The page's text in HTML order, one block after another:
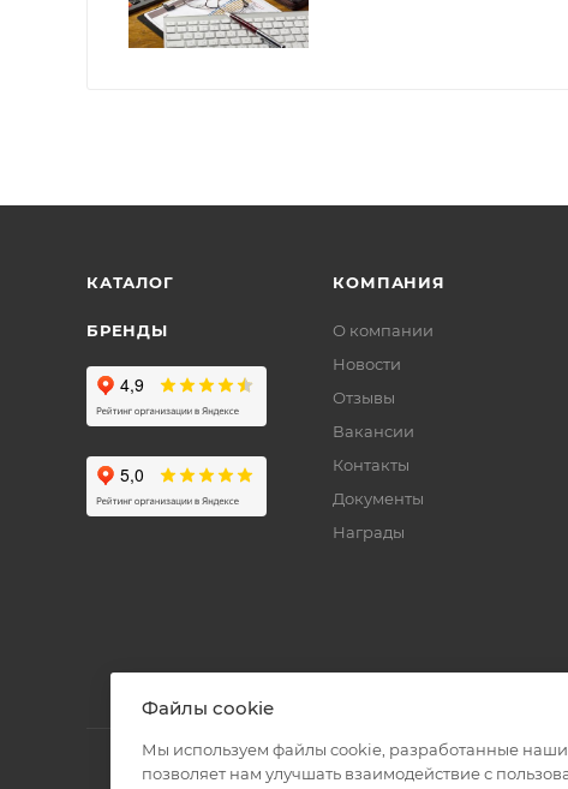
КАТАЛОГ
БРЕНДЫ
КОМПАНИЯ
О компании
Новости
Отзывы
Вакансии
Контакты
Документы
Награды
Файлы cookie
Мы используем файлы cookie, разработанные
позволяет нам улучшать взаимодействие с